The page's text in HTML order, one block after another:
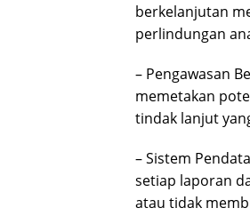
berkelanjutan
perlindungan
– Pengawasan
memetakan
tindak lanjut
– Sistem
setiap laporan
atau tidak